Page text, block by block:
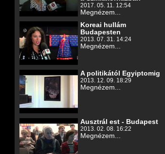
2017. 05. 11. 12:54
Megnézem...
Koreai hullám
Budapesten
2013. 07. 31. 14:24
Megnézem...
A politikától Egyiptomig
2013. 12. 09. 18:29
Megnézem...
Ausztrál est - Budapest
2013. 02. 08. 16:22
Megnézem...